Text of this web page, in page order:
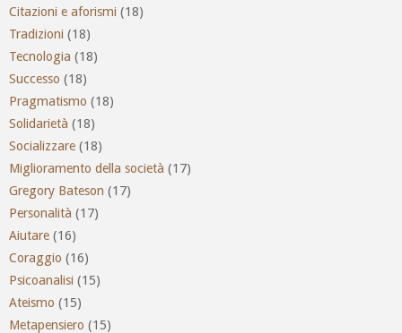
Citazioni e aforismi (18)
Tradizioni (18)
Tecnologia (18)
Successo (18)
Pragmatismo (18)
Solidarietà (18)
Socializzare (18)
Miglioramento della società (17)
Gregory Bateson (17)
Personalità (17)
Aiutare (16)
Coraggio (16)
Psicoanalisi (15)
Ateismo (15)
Metapensiero (15)